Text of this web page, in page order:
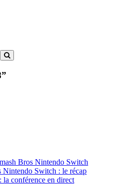
Bros Nintendo Switch
Nintendo Switch : le récap
conférence en direct